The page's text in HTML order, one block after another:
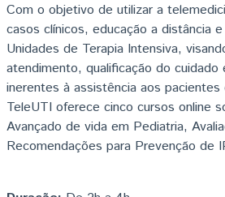
Com o objetivo de utilizar a
casos clínicos, educação a distância
Unidades de Terapia Intensiva,
atendimento, qualificação do cuidado
inerentes à assistência aos
TeleUTI oferece cinco cursos online
Avançado de vida em Pediatria,
Recomendações para Prevenção de